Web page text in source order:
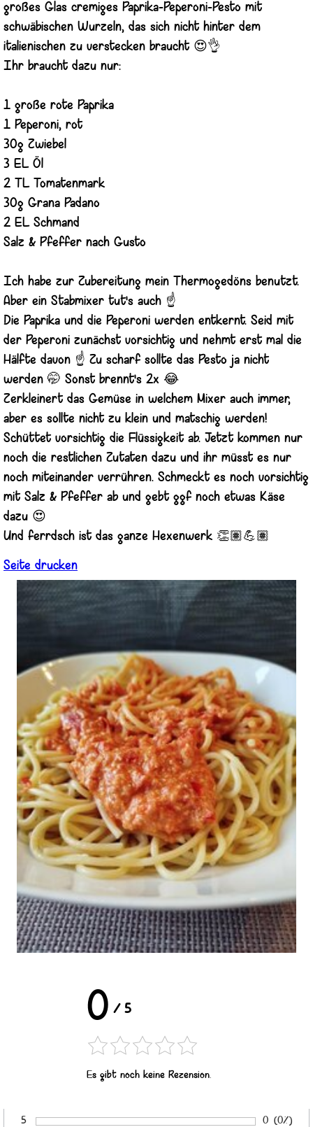
großes Glas cremiges Paprika-Peperoni-Pesto mit
schwäbischen Wurzeln, das sich nicht hinter dem
italienischen zu verstecken braucht 😍👌
Ihr braucht dazu nur:
1 große rote Paprika
1 Peperoni, rot
30g Zwiebel
3 EL Öl
2 TL Tomatenmark
30g Grana Padano
2 EL Schmand
Salz & Pfeffer nach Gusto
Ich habe zur Zubereitung mein Thermogedöns benutzt.
Aber ein Stabmixer tut's auch ☝️
Die Paprika und die Peperoni werden entkernt. Seid mit
der Peperoni zunächst vorsichtig und nehmt erst mal die
Hälfte davon ☝️ Zu scharf sollte das Pesto ja nicht
werden 🤭 Sonst brennt's 2x 😂
Zerkleinert das Gemüse in welchem Mixer auch immer,
aber es sollte nicht zu klein und matschig werden!
Schüttet vorsichtig die Flüssigkeit ab. Jetzt kommen nur
noch die restlichen Zutaten dazu und ihr müsst es nur
noch miteinander verrühren. Schmeckt es noch vorsichtig
mit Salz & Pfeffer ab und gebt ggf noch etwas Käse
dazu 😍
Und ferrdsch ist das ganze Hexenwerk 👏🏽💪🏽
Seite drucken
0 / 5
Es gibt noch keine Rezension.
5 Anzahl von
0 (0%)